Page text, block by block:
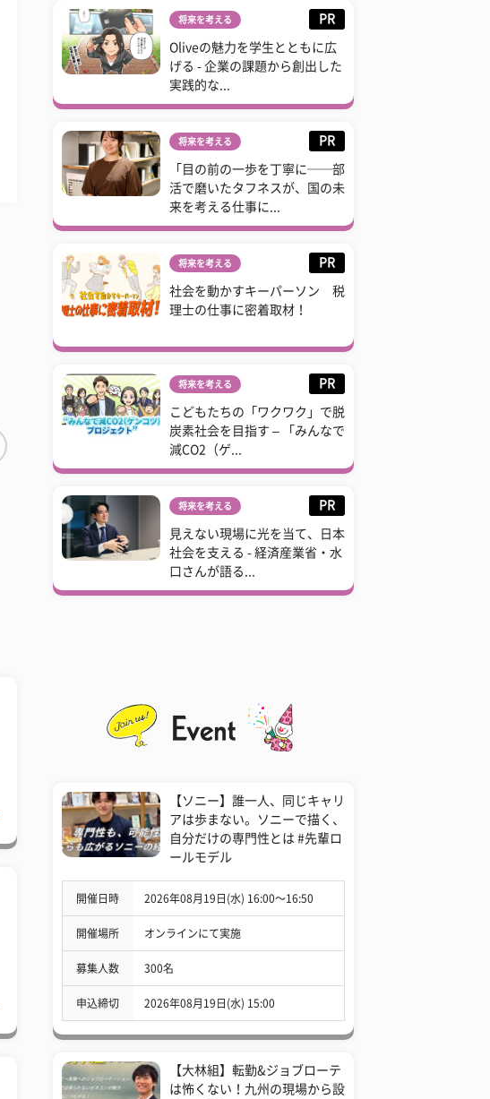
将来を考える PR
Oliveの魅力を学生とともに広
げる - 企業の課題から創出した
実践的な...
将来を考える PR
「目の前の一歩を丁寧に──部
活で磨いたタフネスが、国の未
来を考える仕事に...
将来を考える PR
社会を動かすキーパーソン 税
理士の仕事に密着取材！
将来を考える PR
こどもたちの「ワクワク」で脱
炭素社会を目指す – 「みんなで
減CO2（ゲ...
将来を考える PR
見えない現場に光を当て、日本
社会を支える - 経済産業省・水
口さんが語る...
【ソニー】誰一人、同じキャリ
アは歩まない。ソニーで描く、
自分だけの専門性とは #先輩ロ
ールモデル
開催日時 2026年08月19日(水) 16:00〜16:50
開催場所 オンラインにて実施
募集人数 300名
申込締切 2026年08月19日(水) 15:00
【大林組】転勤&ジョブローテ
は怖くない！九州の現場から設